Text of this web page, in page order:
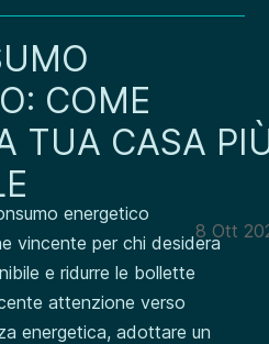
COME
TUA CASA
8 Ott
energetico
vincente per chi desidera
e ridurre le bollette
attenzione verso
energetica, adottare un